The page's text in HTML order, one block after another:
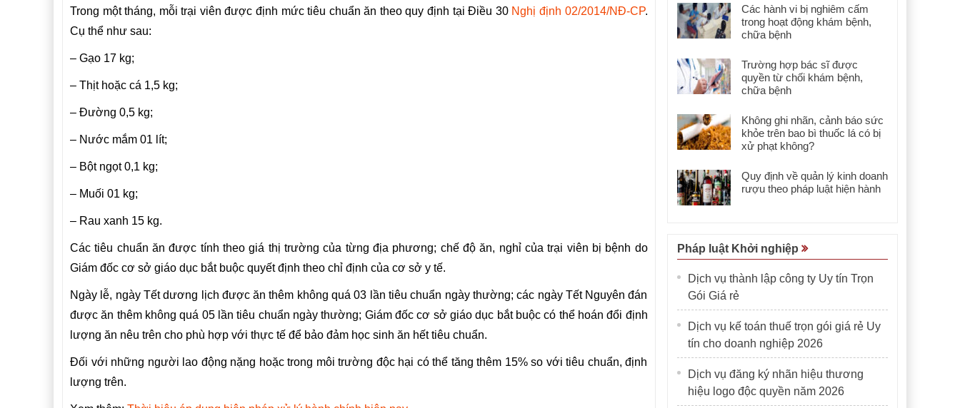
Trong một tháng, mỗi trại viên được định mức tiêu chuẩn ăn theo quy định tại Điều 30 Nghị định 02/2014/NĐ-CP.
Cụ thể như sau:
– Gạo 17 kg;
– Thịt hoặc cá 1,5 kg;
– Đường 0,5 kg;
– Nước mắm 01 lít;
– Bột ngọt 0,1 kg;
– Muối 01 kg;
– Rau xanh 15 kg.
Các tiêu chuẩn ăn được tính theo giá thị trường của từng địa phương; chế độ ăn, nghỉ của trại viên bị bệnh do
Giám đốc cơ sở giáo dục bắt buộc quyết định theo chỉ định của cơ sở y tế.
Ngày lễ, ngày Tết dương lịch được ăn thêm không quá 03 lần tiêu chuẩn ngày thường; các ngày Tết Nguyên đán
được ăn thêm không quá 05 lần tiêu chuẩn ngày thường; Giám đốc cơ sở giáo dục bắt buộc có thể hoán đổi định
lượng ăn nêu trên cho phù hợp với thực tế để bảo đảm học sinh ăn hết tiêu chuẩn.
Đối với những người lao động nặng hoặc trong môi trường độc hại có thể tăng thêm 15% so với tiêu chuẩn, định
lượng trên.
Các hành vi bị nghiêm cấm
trong hoạt động khám bệnh,
chữa bệnh
Trường hợp bác sĩ được
quyền từ chối khám bệnh,
chữa bệnh
Không ghi nhãn, cảnh báo sức
khỏe trên bao bì thuốc lá có bị
xử phạt không?
Quy định về quản lý kinh doanh
rượu theo pháp luật hiện hành
Pháp luật Khởi nghiệp
Dịch vụ thành lập công ty Uy tín Trọn
Gói Giá rẻ
Dịch vụ kế toán thuế trọn gói giá rẻ Uy
tín cho doanh nghiệp 2026
Dịch vụ đăng ký nhãn hiệu thương
hiệu logo độc quyền năm 2026